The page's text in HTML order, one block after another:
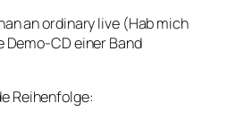
an ordinary live (Hab mich
Demo-CD einer Band
Reihenfolge: